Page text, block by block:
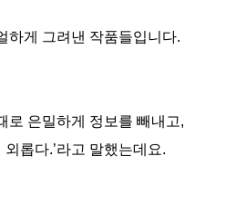
하게 그려낸 작품들입니다.
로 은밀하게 정보를 빼내고,
롭다.’라고 말했는데요.